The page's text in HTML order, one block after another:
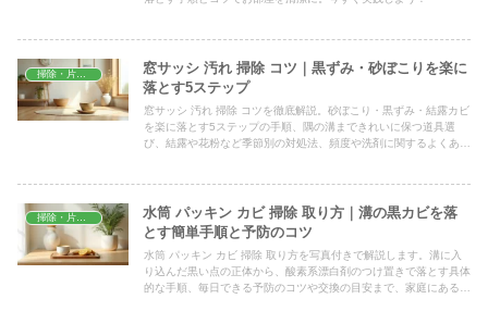
窓サッシ 汚れ 掃除 コツ｜黒ずみ・砂ぼこりを楽に
落とす5ステップ
窓サッシ 汚れ 掃除 コツを徹底解説。砂ぼこり・黒ずみ・結露カビ
を楽に落とす5ステップの手順、隅の溝まできれいに保つ道具選
び、結露や花粉など季節別の対処法、頻度や洗剤に関するよくある
掃除・片付け
水筒 パッキン カビ 掃除 取り方｜溝の黒カビを落
とす簡単手順と予防のコツ
水筒 パッキン カビ 掃除 取り方を写真付きで解説します。溝に入
り込んだ黒い点の正体から、酸素系漂白剤のつけ置きで落とす具体
的な手順、毎日できる予防のコツや交換の目安まで、家庭にあるも